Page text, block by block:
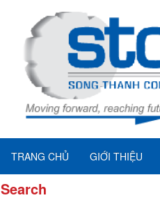
TRANG CHỦ GIỚI THIỆU
Search